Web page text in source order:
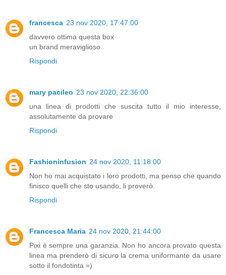
francesca 23 nov 2020, 17:47:00
davvero ottima questa box
un brand meraviglioso
Rispondi
mary pacileo 23 nov 2020, 22:36:00
una linea di prodotti che suscita tutto il mio interesse,
assolutamente da provare
Rispondi
Fashioninfusion 24 nov 2020, 11:18:00
Non ho mai acquistato i loro prodotti, ma penso che quando
finisco quelli che sto usando, li proverò.
Rispondi
Francesca Maria 24 nov 2020, 21:44:00
Pixi è sempre una garanzia. Non ho ancora provato questa
linea ma prenderò di sicuro la crema uniformante da usare
sotto il fondotinta =)